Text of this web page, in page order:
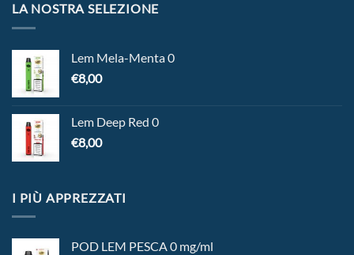
LA NOSTRA SELEZIONE
Lem Mela-Menta 0
€8,00
Lem Deep Red 0
€8,00
I PIÙ APPREZZATI
POD LEM PESCA 0 mg/ml